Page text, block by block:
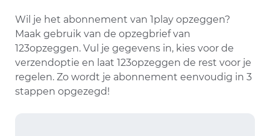
Wil je het abonnement van 1play opzeggen?
Maak gebruik van de opzegbrief van
123opzeggen. Vul je gegevens in, kies voor de
verzendoptie en laat 123opzeggen de rest voor je
regelen. Zo wordt je abonnement eenvoudig in 3
stappen opgezegd!